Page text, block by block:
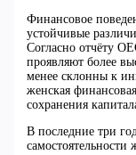
Финансовое
устойчивые
Согласно отчёту
проявляют более
менее склонны к
женская
сохранения
В последние три